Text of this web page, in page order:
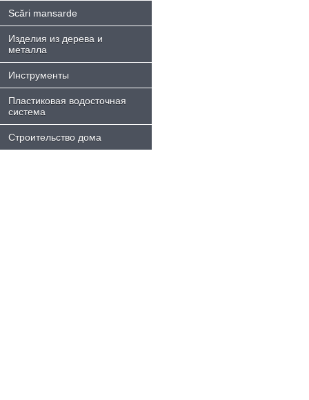
Scări mansarde
Изделия из дерева и
металла
Инструменты
Пластиковая водосточная
система
Строительство дома